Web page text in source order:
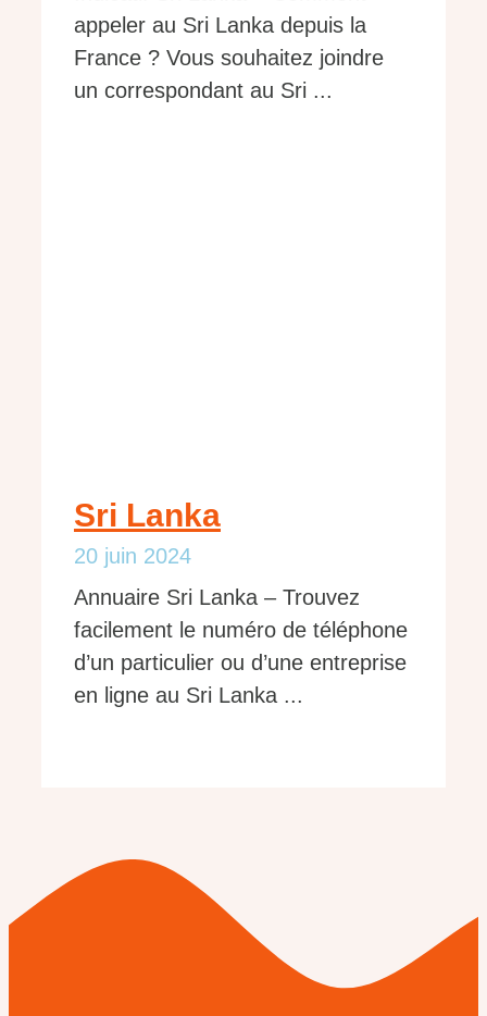
appeler au Sri Lanka depuis la
France ? Vous souhaitez joindre
un correspondant au Sri ...
Sri Lanka
20 juin 2024
Annuaire Sri Lanka – Trouvez
facilement le numéro de téléphone
d’un particulier ou d’une entreprise
en ligne au Sri Lanka ...